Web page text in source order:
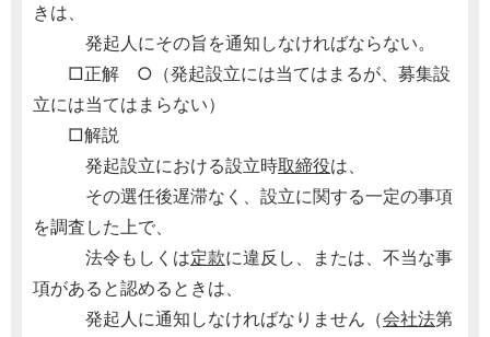
きは、
発起人にその旨を通知しなければならない。
□正解 ○（発起設立には当てはまるが、募集設
立には当てはまらない）
□解説
発起設立における設立時取締役は、
その選任後遅滞なく、設立に関する一定の事項
を調査した上で、
法令もしくは定款に違反し、または、不当な事
項があると認めるときは、
発起人に通知しなければなりません（会社法第